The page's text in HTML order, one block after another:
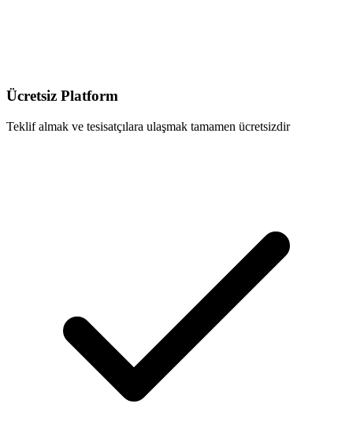
Ücretsiz Platform
Teklif almak ve tesisatçılara ulaşmak tamamen ücretsizdir